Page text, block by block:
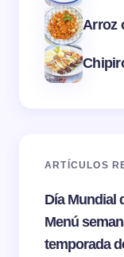
Arroz
ARTÍCULOS
Día Mundial
Menú
temporada